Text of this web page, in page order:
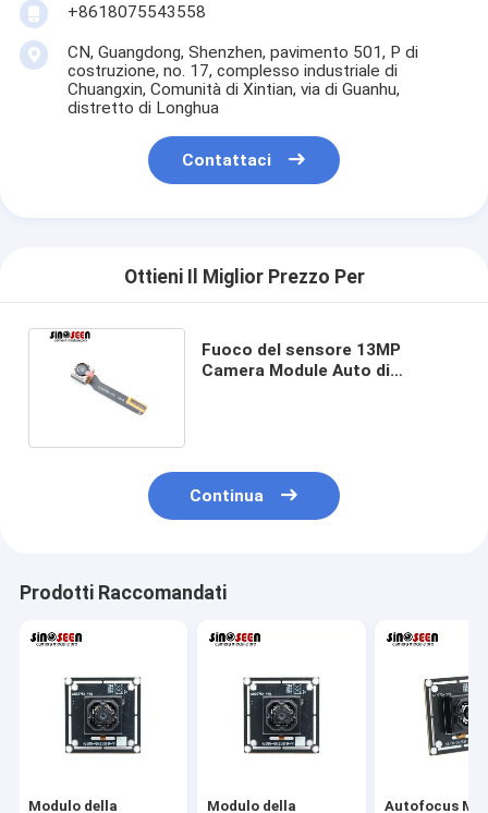
+8618075543558
CN, Guangdong, Shenzhen, pavimento 501, P di
costruzione, no. 17, complesso industriale di
Chuangxin, Comunità di Xintian, via di Guanhu,
distretto di Longhua
Contattaci
Ottieni Il Miglior Prezzo Per
Fuoco del sensore 13MP
Camera Module Auto di
Continua
Prodotti Raccomandati
Modulo della Modulo della Autofocus